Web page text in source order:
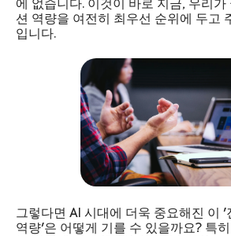
에 없습니다. 이것이 바로 지금, 우리가
션 역량을 여전히 최우선 순위에 두고
입니다.
그렇다면 AI 시대에 더욱 중요해진 이 '
역량'은 어떻게 기를 수 있을까요? 특